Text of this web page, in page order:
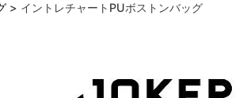
イントレチャートPUボストンバッグ